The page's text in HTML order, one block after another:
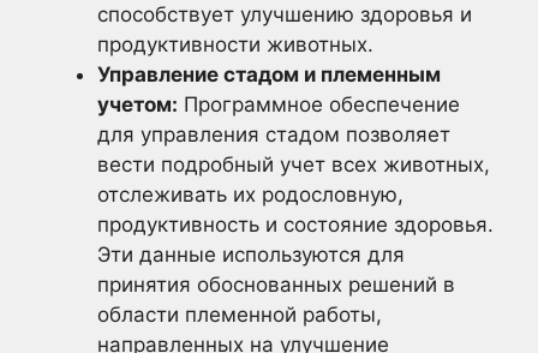
способствует улучшению здоровья и
продуктивности животных.
Управление стадом и племенным
учетом: Программное обеспечение
для управления стадом позволяет
вести подробный учет всех животных,
отслеживать их родословную,
продуктивность и состояние здоровья.
Эти данные используются для
принятия обоснованных решений в
области племенной работы,
направленных на улучшение